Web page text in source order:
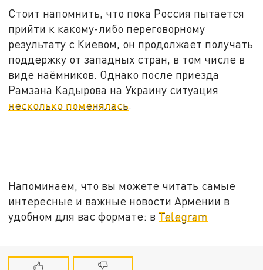
Стоит напомнить, что пока Россия пытается
прийти к какому-либо переговорному
результату с Киевом, он продолжает получать
поддержку от западных стран, в том числе в
виде наёмников. Однако после приезда
Рамзана Кадырова на Украину ситуация
несколько поменялась.
Напоминаем, что вы можете читать самые
интересные и важные новости Армении в
удобном для вас формате: в Telegram